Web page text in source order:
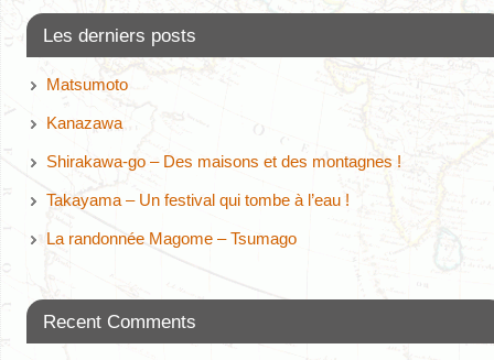
Les derniers posts
Matsumoto
Kanazawa
Shirakawa-go – Des maisons et des montagnes !
Takayama – Un festival qui tombe à l’eau !
La randonnée Magome – Tsumago
Recent Comments